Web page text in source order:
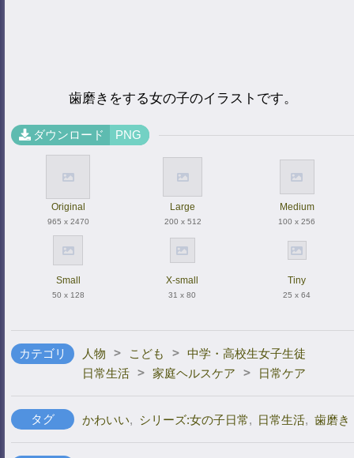
歯磨きをする女の子のイラストです。
ダウンロード PNG
Original
965 x 2470
Large
200 x 512
Medium
100 x 256
Small
50 x 128
X-small
31 x 80
Tiny
25 x 64
カテゴリ 人物 > こども > 中学・高校生女子生徒
日常生活 > 家庭ヘルスケア > 日常ケア
タグ かわいい, シリーズ:女の子日常, 日常生活, 歯磨き